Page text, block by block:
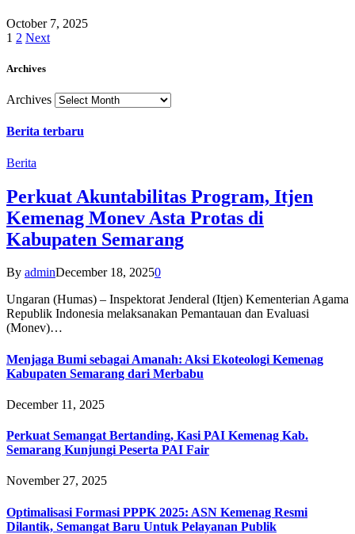
October 7, 2025
1 2 Next
Archives
Archives
Berita terbaru
Berita
Perkuat Akuntabilitas Program, Itjen
Kemenag Monev Asta Protas di
Kabupaten Semarang
By adminDecember 18, 20250
Ungaran (Humas) – Inspektorat Jenderal (Itjen) Kementerian Agama
Republik Indonesia melaksanakan Pemantauan dan Evaluasi
(Monev)…
Menjaga Bumi sebagai Amanah: Aksi Ekoteologi Kemenag
Kabupaten Semarang dari Merbabu
December 11, 2025
Perkuat Semangat Bertanding, Kasi PAI Kemenag Kab.
Semarang Kunjungi Peserta PAI Fair
November 27, 2025
Optimalisasi Formasi PPPK 2025: ASN Kemenag Resmi
Dilantik, Semangat Baru Untuk Pelayanan Publik